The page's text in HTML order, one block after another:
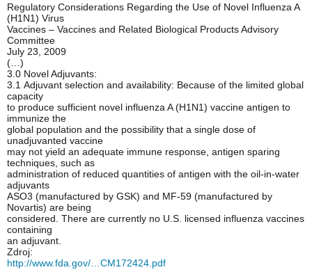
Regulatory Considerations Regarding the Use of Novel Influenza A
(H1N1) Virus
Vaccines – Vaccines and Related Biological Products Advisory
Committee
July 23, 2009
(…)
3.0 Novel Adjuvants:
3.1 Adjuvant selection and availability: Because of the limited global
capacity
to produce sufficient novel influenza A (H1N1) vaccine antigen to
immunize the
global population and the possibility that a single dose of
unadjuvanted vaccine
may not yield an adequate immune response, antigen sparing
techniques, such as
administration of reduced quantities of antigen with the oil-in-water
adjuvants
ASO3 (manufactured by GSK) and MF-59 (manufactured by
Novartis) are being
considered. There are currently no U.S. licensed influenza vaccines
containing
an adjuvant.
Zdroj:
http://www.fda.gov/…CM172424.pdf